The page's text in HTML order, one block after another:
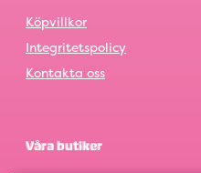
Köpvillkor
Integritetspolicy
Kontakta oss
Våra butiker